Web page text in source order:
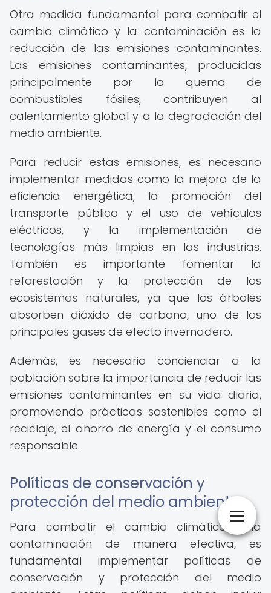
Otra medida fundamental para combatir el
cambio climático y la contaminación es la
reducción de las emisiones contaminantes.
Las emisiones contaminantes, producidas
principalmente por la quema de
combustibles fósiles, contribuyen al
calentamiento global y a la degradación del
medio ambiente.
Para reducir estas emisiones, es necesario
implementar medidas como la mejora de la
eficiencia energética, la promoción del
transporte público y el uso de vehículos
eléctricos, y la implementación de
tecnologías más limpias en las industrias.
También es importante fomentar la
reforestación y la protección de los
ecosistemas naturales, ya que los árboles
absorben dióxido de carbono, uno de los
principales gases de efecto invernadero.
Además, es necesario concienciar a la
población sobre la importancia de reducir las
emisiones contaminantes en su vida diaria,
promoviendo prácticas sostenibles como el
reciclaje, el ahorro de energía y el consumo
responsable.
Políticas de conservación y
protección del medio ambiente
Para combatir el cambio climático y la
contaminación de manera efectiva, es
fundamental implementar políticas de
conservación y protección del medio